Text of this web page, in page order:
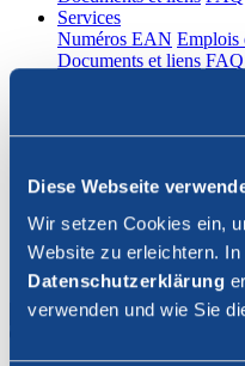
Diese Webseite
Wir setzen Cookies ein,
Website zu erleichtern. In
Datenschutzerklärung
verwenden und wie Sie
Services(current)
Numéros EAN Emplois
Documents et liens FAQ
FR
Connexion
Fermer la recherche